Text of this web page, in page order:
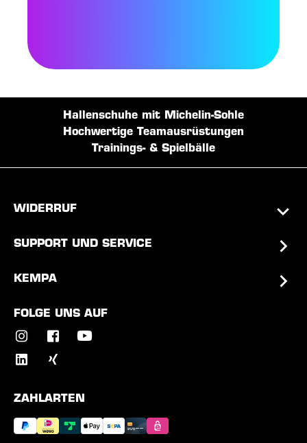
Hallenschuhe mit Michelin-Sohle
Hochwertige Teamausrüstungen
Trainings- & Spielbälle
WIDERRUF
SUPPORT UND SERVICE
KEMPA
FOLGE UNS AUF
ZAHLARTEN